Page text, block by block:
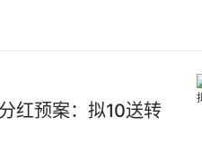
红预案：拟10送转